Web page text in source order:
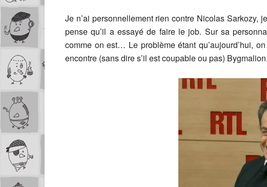
Je n’ai personnellement rien contre Nicolas Sarkozy,
pense qu’il a essayé de faire le job. Sur sa
comme on est… Le problème étant qu’aujourd’hui,
encontre (sans dire s’il est coupable ou pas)